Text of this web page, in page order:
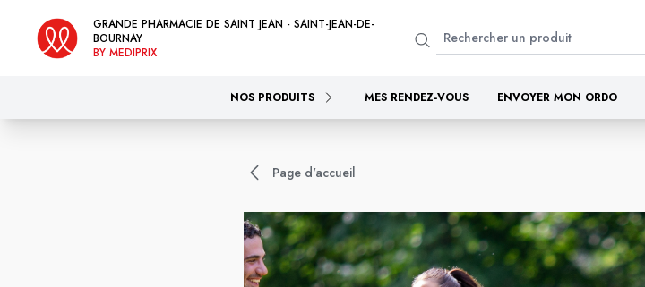
GRANDE PHARMACIE DE SAINT JEAN - SAINT-JEAN-DE-
BOURNAY
BY MEDIPRIX
NOS PRODUITS MES RENDEZ-VOUS ENVOYER MON ORDO
Page d'accueil